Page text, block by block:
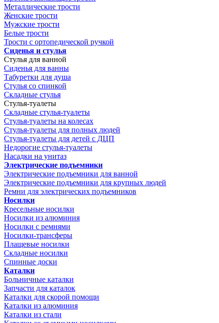
Металлические трости
Женские трости
Мужские трости
Белые трости
Трости с ортопедической ручкой
Сиденья и стулья
Стулья для ванной
Сиденья для ванны
Табуретки для душа
Стулья со спинкой
Складные стулья
Стулья-туалеты
Складные стулья-туалеты
Стулья-туалеты на колесах
Стулья-туалеты для полных людей
Стулья-туалеты для детей с ДЦП
Недорогие стулья-туалеты
Насадки на унитаз
Электрические подъемники
Электрические подъемники для ванной
Электрические подъемники для крупных людей
Ремни для электрических подъемников
Носилки
Кресельные носилки
Носилки из алюминия
Носилки с ремнями
Носилки-трансферы
Плащевые носилки
Складные носилки
Спинные доски
Каталки
Больничные каталки
Запчасти для каталок
Каталки для скорой помощи
Каталки из алюминия
Каталки из стали